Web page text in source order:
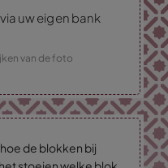
uw eigen bank
van de foto
de blokken bij